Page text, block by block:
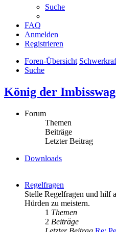
Suche
FAQ
Anmelden
Registrieren
Foren-Übersicht
Suche
König der
Forum
Themen
Beiträge
Letzter Beitrag
Downloads
Regelfragen
Stelle Regelfragen und hilf
Hürden zu meistern.
1 Themen
2 Beiträge